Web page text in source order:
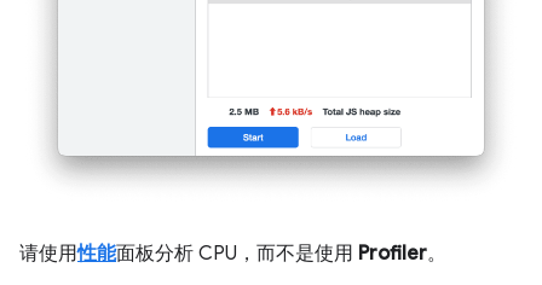
请使用性能面板分析 CPU，而不是使用 Profiler。